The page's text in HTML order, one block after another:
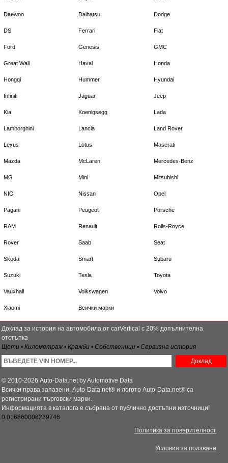
Daewoo Daihatsu Dodge
DS Ferrari Fiat
Ford Genesis GMC
Great Wall Haval Honda
Hongqi Hummer Hyundai
Infiniti Jaguar Jeep
Kia Koenigsegg Lada
Lamborghini Lancia Land Rover
Lexus Lotus Maserati
Mazda McLaren Mercedes-Benz
MG Mini Mitsubishi
NIO Nissan Opel
Pagani Peugeot Porsche
RAM Renault Rolls-Royce
Rover Saab Seat
Skoda Smart Subaru
Suzuki Tesla Toyota
Vauxhall Volkswagen Volvo
Xiaomi Всички марки
Доклад за история на автомобила от carVertical с 20% допълнителна
отстъпка
Щети • Километраж • Кражби • Собственици • Сервизна история
Доклад
© 2010-2026 Auto-Data.net by Automotive Data
Всички права запазени. Auto-Data.net® и логото Auto-Data.net® са
регистрирани търговски марки.
Информацията в каталога е събрана от публично достъпни източници!
0.016860008239746
Политика за поверителност
Условия за ползване